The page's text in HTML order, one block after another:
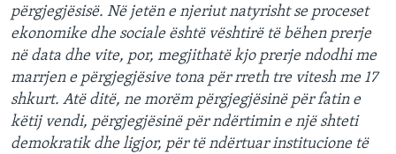
përgjegjësisë. Në jetën e njeriut natyrisht se proceset
ekonomike dhe sociale është vështirë të bëhen prerje
në data dhe vite, por, megjithatë kjo prerje ndodhi me
marrjen e përgjegjësive tona për rreth tre vitesh me 17
shkurt. Atë ditë, ne morëm përgjegjësinë për fatin e
këtij vendi, përgjegjësinë për ndërtimin e një shteti
demokratik dhe ligjor, për të ndërtuar institucione të